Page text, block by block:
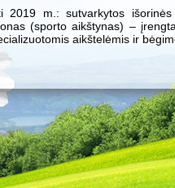
2019 m.: sutvarkytos
(sporto aikštynas) –
aikštelėmis ir